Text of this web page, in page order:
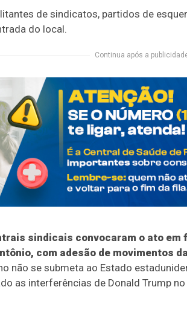
de sindicatos, partidos de
do local.
Continua após a
sindicais convocaram o ato em
com adesão de movimentos
não se submeta ao Estado
as interferências de Donald Trump no